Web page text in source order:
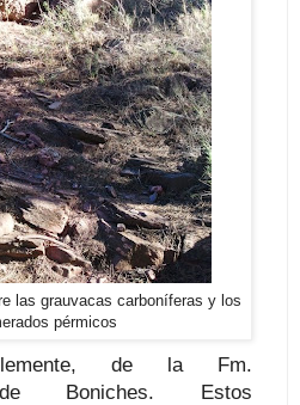
las grauvacas carboníferas y los
pérmicos
de la Fm.
de Boniches. Estos